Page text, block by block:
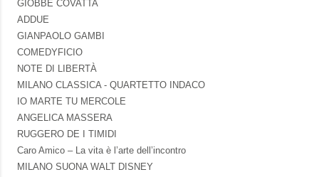
GIOBBE COVATTA
ADDUE
GIANPAOLO GAMBI
COMEDYFICIO
NOTE DI LIBERTÀ
MILANO CLASSICA - QUARTETTO INDACO
IO MARTE TU MERCOLE
ANGELICA MASSERA
RUGGERO DE I TIMIDI
Caro Amico – La vita è l’arte dell’incontro
MILANO SUONA WALT DISNEY